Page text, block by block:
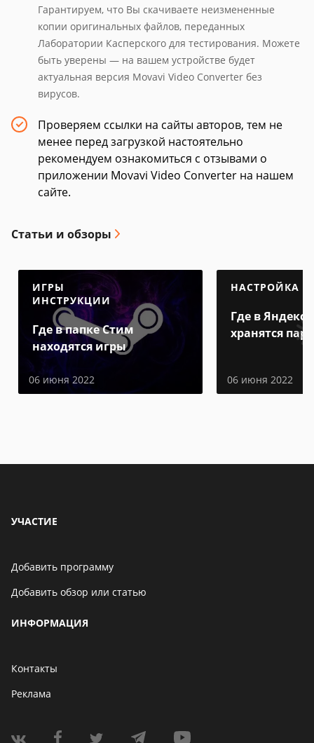
Гарантируем, что Вы скачиваете неизмененные
копии оригинальных файлов, переданных
Лаборатории Касперского для тестирования. Можете
быть уверены — на вашем устройстве будет
актуальная версия Movavi Video Converter без
вирусов.
Проверяем ссылки на сайты авторов, тем не
менее перед загрузкой настоятельно
рекомендуем ознакомиться с отзывами о
приложении Movavi Video Converter на нашем
сайте.
Статьи и обзоры
ИГРЫ
ИНСТРУКЦИИ
Где в папке Стим
находятся игры
06 июня 2022
НАСТРОЙКА
Где в Яндекс
хранятся
06 июня 2022
УЧАСТИЕ
Добавить программу
Добавить обзор или статью
ИНФОРМАЦИЯ
Контакты
Реклама